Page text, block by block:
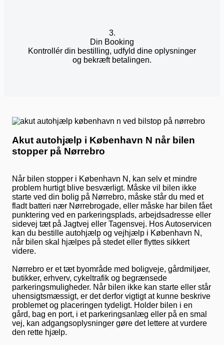
3.
Din Booking
Kontrollér din bestilling, udfyld dine oplysninger
og bekræft betalingen.
Akut autohjælp i København N når bilen
stopper på Nørrebro
Når bilen stopper i København N, kan selv et mindre
problem hurtigt blive besværligt. Måske vil bilen ikke
starte ved din bolig på Nørrebro, måske står du med et
fladt batteri nær Nørrebrogade, eller måske har bilen fået
punktering ved en parkeringsplads, arbejdsadresse eller
sidevej tæt på Jagtvej eller Tagensvej. Hos Autoservicen
kan du bestille autohjælp og vejhjælp i København N,
når bilen skal hjælpes på stedet eller flyttes sikkert
videre.
Nørrebro er et tæt byområde med boligveje, gårdmiljøer,
butikker, erhverv, cykeltrafik og begrænsede
parkeringsmuligheder. Når bilen ikke kan starte eller står
uhensigtsmæssigt, er det derfor vigtigt at kunne beskrive
problemet og placeringen tydeligt. Holder bilen i en
gård, bag en port, i et parkeringsanlæg eller på en smal
vej, kan adgangsoplysninger gøre det lettere at vurdere
den rette hjælp.